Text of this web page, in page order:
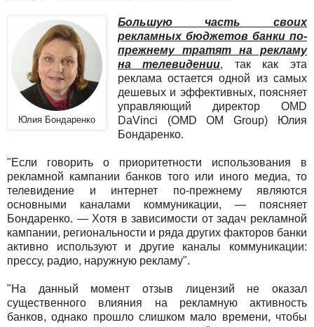
Юлия Бондаренко
Большую часть своих
рекламных бюджетов банки по-
прежнему тратят на рекламу
на телевидении, так как эта
реклама остается одной из самых
дешевых и эффективных, поясняет
управляющий директор OMD
DaVinci (OMD OM Group) Юлия
Бондаренко.
"Если говорить о приоритетности использования в
рекламной кампании банков того или иного медиа, то
телевидение и интернет по-прежнему являются
основными каналами коммуникации, — поясняет
Бондаренко. — Хотя в зависимости от задач рекламной
кампании, региональности и ряда других факторов банки
активно используют и другие каналы коммуникации:
прессу, радио, наружную рекламу".
"На данный момент отзыв лицензий не оказал
существенного влияния на рекламную активность
банков, однако прошло слишком мало времени, чтобы